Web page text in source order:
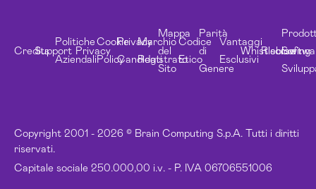
Copyright 2001 - 2026 © Brain Computing S.p.A. Tutti i diritti
riservati.
Capitale sociale 250.000,00 i.v. - P. IVA 06706551006
CreditsSupport
Politiche
Aziendali
Privacy
Cookie
Policy
Privacy
Candidati
Marchio
Registrato
Mappa
del
Sito
Codice
Etico
Parità
di
Genere
Vantaggi
Esclusivi
Whistleblowing
Risorse